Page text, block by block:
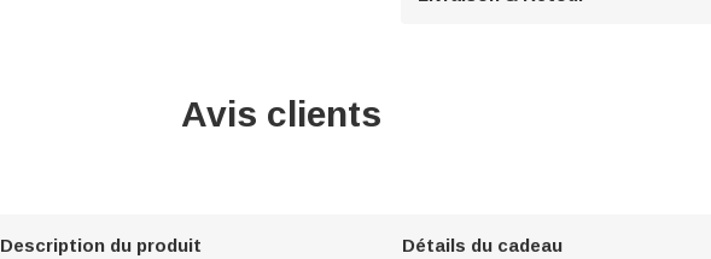
Avis clients
Description du produit Détails du cadeau